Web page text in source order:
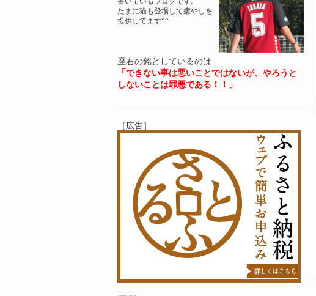
たまに猫も登場して癒やしを
提供してます^^
座右の銘としているのは
「できない事は悪いことではないが、やろうと
しないことは罪悪である！！」
［広告］